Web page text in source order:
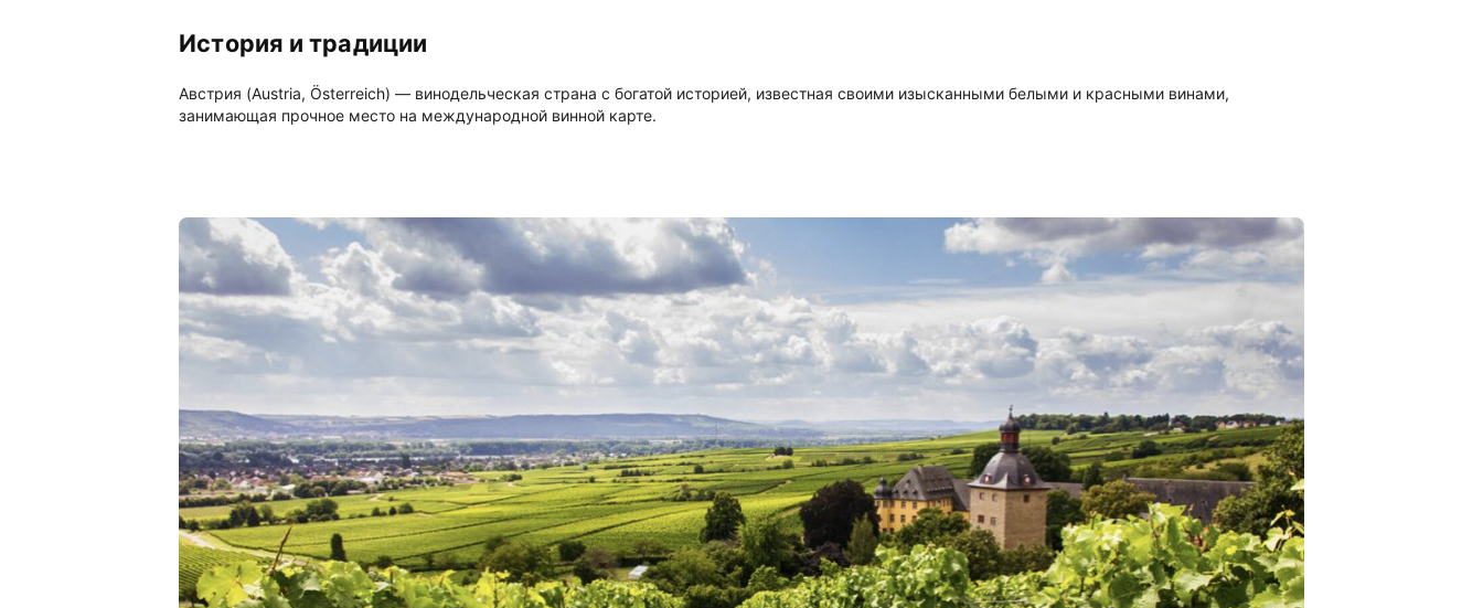
История и традиции
Австрия (Austria, Österreich) — винодельческая страна с богатой историей, известная своими изысканными белыми и красными винами,
занимающая прочное место на международной винной карте.